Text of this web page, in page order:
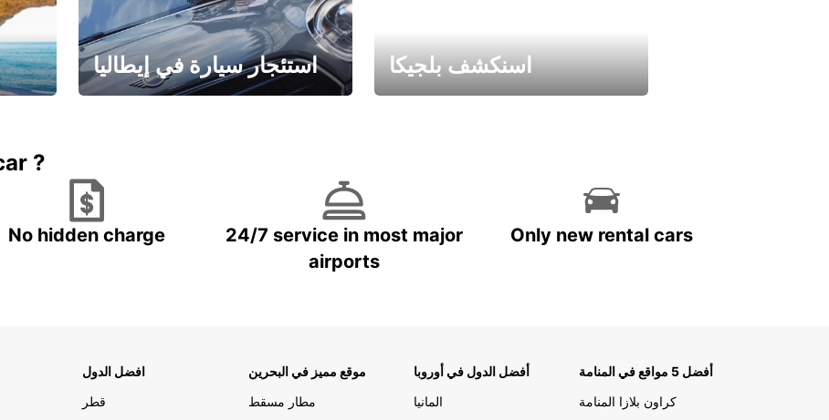
استئجار سيارة في إيطاليا اسنكشف بلجيكا
?
No hidden charge
24/7 service in most major
airports
Only new rental cars
افضل الدول
قطر
موقع مميز في البحرين
مطار مسقط
أفضل الدول في أوروبا
المانيا
أفضل 5 مواقع في المنامة
كراون بلازا المنامة